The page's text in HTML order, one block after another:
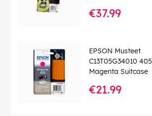
€37.99
EPSON Musteet
C13T05G34010 405
Magenta Suitcase
€21.99